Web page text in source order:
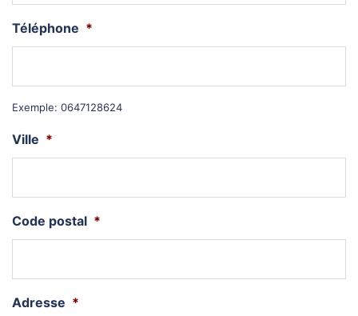
Téléphone *
Exemple: 0647128624
Ville *
Code postal *
Adresse *